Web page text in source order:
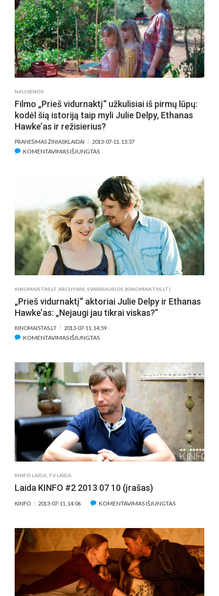
DALYVAUJA
KONKURSINĖJE
PROGRAMOJE
ARMĖNIJOJE
NAUJIENOS
Filmo „Prieš vidurnaktį“ užkulisiai iš pirmų lūpų:
kodėl šią istoriją taip myli Julie Delpy, Ethanas
Hawke’as ir režisierius?
PRANEŠIMAS ŽINIASKLAIDAI 2013-07-11, 15:37
KOMENTAVIMAS IŠJUNGTASĮRAŠE
VIDURNAKTĮ“
UŽKULISIAI
IŠ
PIRMŲ
LŪPŲ:
KODĖL
ŠIĄ
ISTORIJĄ
TAIP
MYLI
ETHANAS
HAWKE’AS
IR
REŽISIERIUS?
KINOMAISTAS.LT ARCHYVAS SVARBIAUSIOS (KINOMAISTAS.LT)
„Prieš vidurnaktį“ aktoriai Julie Delpy ir Ethanas
Hawke’as: „Nejaugi jau tikrai viskas?”
KINOMAISTAS.LT 2013-07-11, 14:59
KOMENTAVIMAS IŠJUNGTASĮRAŠE
AKTORIAI
JULIE
DELPY
IR
ETHANAS
HAWKE’AS:
„NEJAUGI
JAU
TIKRAI
VISKAS?”
KINFO LAIDA, TV LAIDA
Laida KINFO #2 2013 07 10 (įrašas)
KINFO 2013-07-11, 14:06 KOMENTAVIMAS IŠJUNGTASĮRAŠE
2013
(ĮRAŠAS)